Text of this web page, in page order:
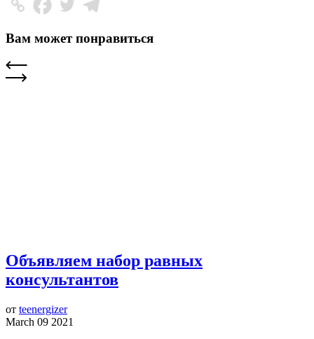
Вам может понравиться
Объявляем набор равных
консультантов
от teenergizer
March 09 2021